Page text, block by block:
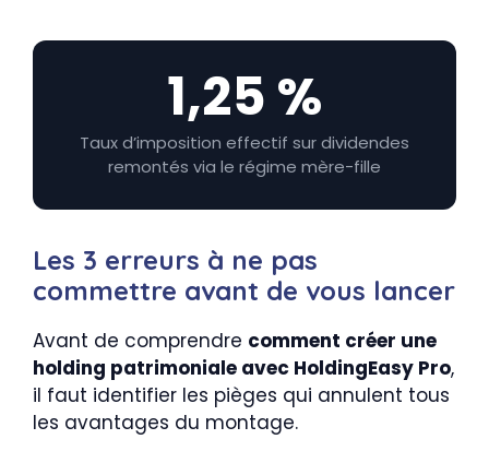
1,25 %
Taux d’imposition effectif sur dividendes
remontés via le régime mère-fille
Les 3 erreurs à ne pas
commettre avant de vous lancer
Avant de comprendre comment créer une
holding patrimoniale avec HoldingEasy Pro,
il faut identifier les pièges qui annulent tous
les avantages du montage.